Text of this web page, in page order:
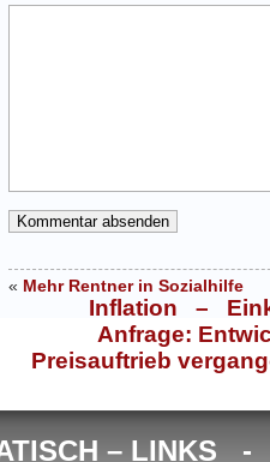
« Mehr Rentner in Sozialhilfe
Inflation –
Anfrage:
Preisauftrieb
– LINKS